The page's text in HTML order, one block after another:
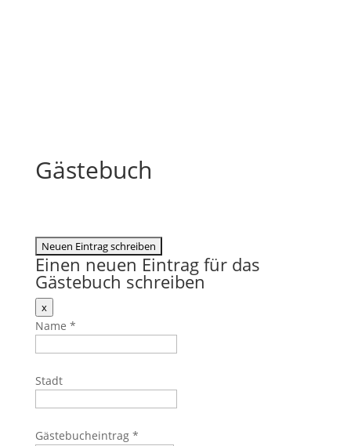
Gästebuch
Einen neuen Eintrag für das
Gästebuch schreiben
xDieses
Formular
ausblenden
Name *
Stadt
Gästebucheintrag *